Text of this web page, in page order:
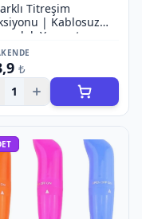
Titreşim
| Kablosuz
Yumurta
₺
1